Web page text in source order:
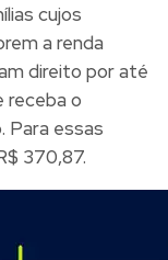
cujos
a renda
direito por até
receba o
Para essas
370,87.